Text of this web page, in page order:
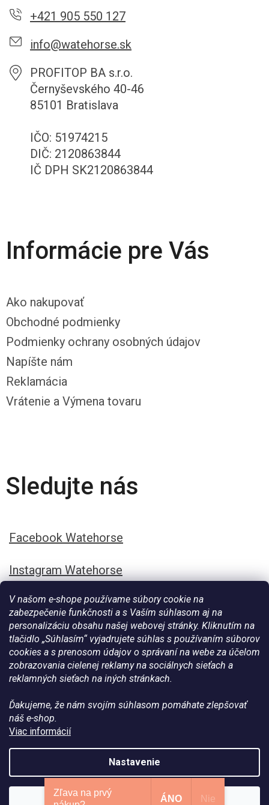
V našom e-shope používame súbory cookie na
zabezpečenie funkčnosti a s Vaším súhlasom aj na
personalizáciu obsahu našej webovej stránky. Kliknutím na
tlačidlo „Súhlasím“ vyjadrujete súhlas s používaním súborov
cookies a s prenosom údajov o správaní na webe za účelom
zobrazovania cielenej reklamy na sociálnych sieťach a
reklamných sieťach na iných stránkach.
Ďakujeme, že nám svojím súhlasom pomáhate zlepšovať
náš e-shop.
Viac informácií
Nastavenie
+421 905 550 127
info@watehorse.sk
PROFITOP BA s.r.o.
Černyševského 40-46
85101 Bratislava
IČO: 51974215
DIČ: 2120863844
IČ DPH SK2120863844
Informácie pre Vás
Ako nakupovať
Obchodné podmienky
Podmienky ochrany osobných údajov
Napíšte nám
Reklamácia
Vrátenie a Výmena tovaru
Sledujte nás
Facebook Watehorse
Instagram Watehorse
Copyright 2026Všetko pre vaše kone - WateHorse.sk. Všetky
práva vyhradené.
Zľava na prvý
ÁNO Nie